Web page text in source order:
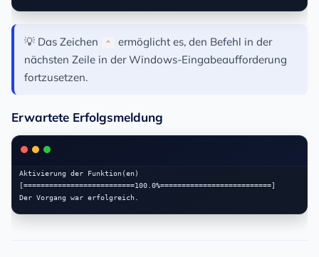
💡 Das Zeichen ^
ermöglicht es, den Befehl in der
nächsten Zeile in der Windows-Eingabeaufforderung
fortzusetzen.
Erwartete Erfolgsmeldung
Aktivierung der Funktion(en)
[==========================100.0%==========================]